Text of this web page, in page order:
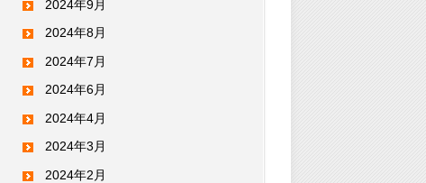
2024年9月
2024年8月
2024年7月
2024年6月
2024年4月
2024年3月
2024年2月